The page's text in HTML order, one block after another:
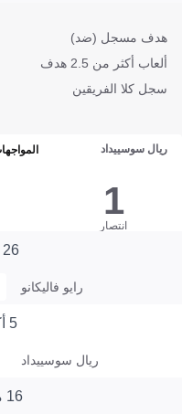
هدف مسجل (ضد)
ألعاب أكثر من 2.5 هدف
سجل كلا الفريقين
ريال سوسييداد
1
انتصار
26 أبريل 2026
رايو فاليكانو
5 أكتوبر 2025
ريال سوسييداد
16 مارس 2025